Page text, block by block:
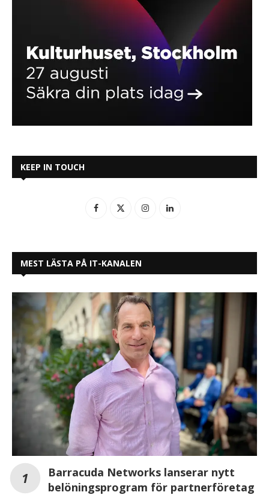
KEEP IN TOUCH
MEST LÄSTA PÅ IT-KANALEN
Barracuda Networks lanserar nytt
belöningsprogram för partnerföretag